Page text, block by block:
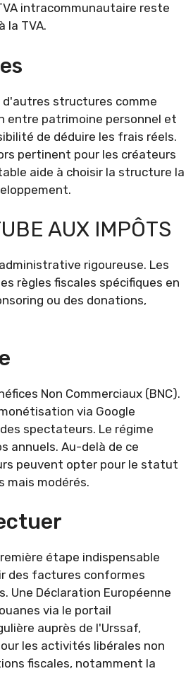
intracommunautaire reste
la TVA.
d'autres structures comme
entre patrimoine personnel et
de déduire les frais réels.
pertinent pour les créateurs
aide à choisir la structure la
AUX IMPÔTS
rigoureuse. Les
règles fiscales spécifiques en
ou des donations,
Non Commerciaux (BNC).
via Google
spectateurs. Le régime
annuels. Au-delà de ce
peuvent opter pour le statut
mais modérés.
étape indispensable
des factures conformes
Une Déclaration Européenne
via le portail
auprès de l'Urssaf,
les activités libérales non
fiscales, notamment la